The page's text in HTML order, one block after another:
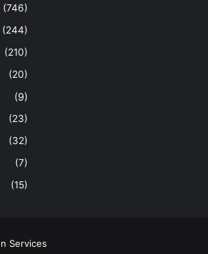
(746)
(244)
(210)
(20)
(9)
(23)
(32)
(7)
(15)
Services